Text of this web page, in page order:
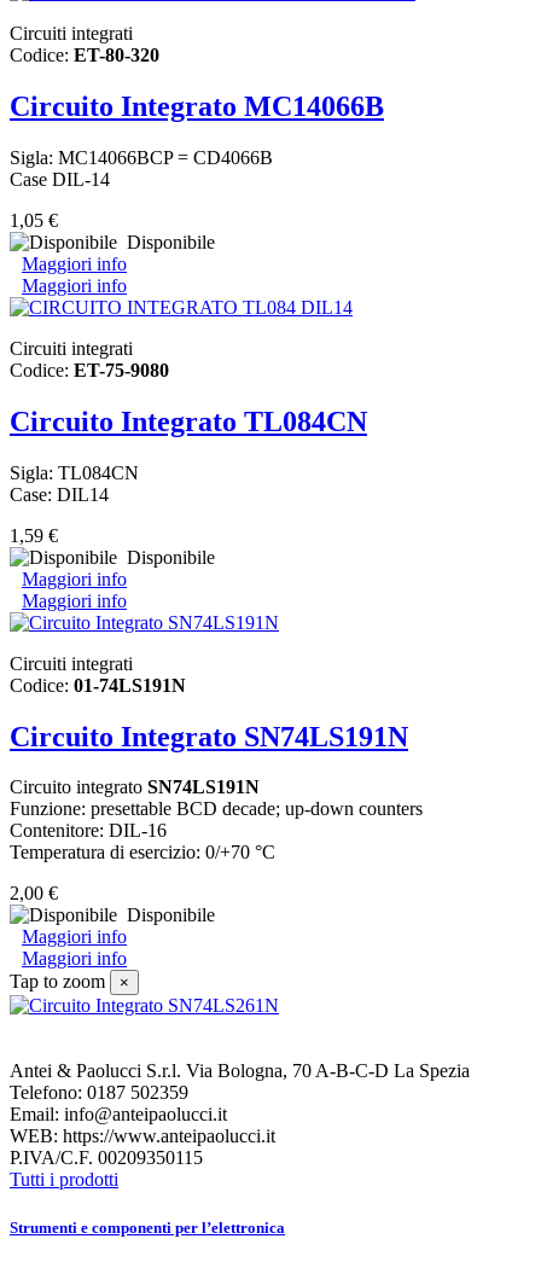
Circuiti integrati
Codice: ET-80-320
Circuito Integrato MC14066B
Sigla: MC14066BCP = CD4066B
Case DIL-14
1,05 €
Disponibile
Maggiori info
Maggiori info
Circuiti integrati
Codice: ET-75-9080
Circuito Integrato TL084CN
Sigla: TL084CN
Case: DIL14
1,59 €
Disponibile
Maggiori info
Maggiori info
Circuiti integrati
Codice: 01-74LS191N
Circuito Integrato SN74LS191N
Circuito integrato SN74LS191N
Funzione: presettable BCD decade; up-down counters
Contenitore: DIL-16
Temperatura di esercizio: 0/+70 °C
2,00 €
Disponibile
Maggiori info
Maggiori info
Tap to zoom
×
Antei & Paolucci S.r.l. Via Bologna, 70 A-B-C-D La Spezia
Telefono: 0187 502359
Email: info@anteipaolucci.it
WEB: https://www.anteipaolucci.it
P.IVA/C.F. 00209350115
Tutti i prodotti
Strumenti e componenti per l’elettronica